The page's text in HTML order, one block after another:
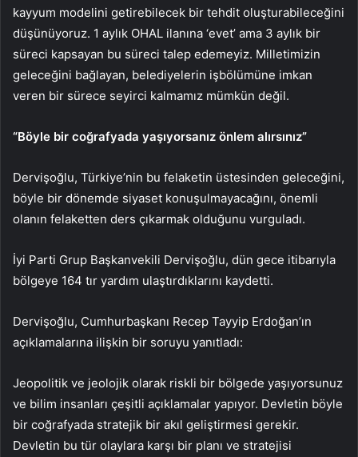
kayyum modelini getirebilecek bir tehdit oluşturabileceğini
düşünüyoruz. 1 aylık OHAL ilanına ‘evet’ ama 3 aylık bir
süreci kapsayan bu süreci talep edemeyiz. Milletimizin
geleceğini bağlayan, belediyelerin işbölümüne imkan
veren bir sürece seyirci kalmamız mümkün değil.
“Böyle bir coğrafyada yaşıyorsanız önlem alırsınız”
Dervişoğlu, Türkiye’nin bu felaketin üstesinden geleceğini,
böyle bir dönemde siyaset konuşulmayacağını, önemli
olanın felaketten ders çıkarmak olduğunu vurguladı.
İyi Parti Grup Başkanvekili Dervişoğlu, dün gece itibarıyla
bölgeye 164 tır yardım ulaştırdıklarını kaydetti.
Dervişoğlu, Cumhurbaşkanı Recep Tayyip Erdoğan’ın
açıklamalarına ilişkin bir soruyu yanıtladı:
Jeopolitik ve jeolojik olarak riskli bir bölgede yaşıyorsunuz
ve bilim insanları çeşitli açıklamalar yapıyor. Devletin böyle
bir coğrafyada stratejik bir akıl geliştirmesi gerekir.
Devletin bu tür olaylara karşı bir planı ve stratejisi